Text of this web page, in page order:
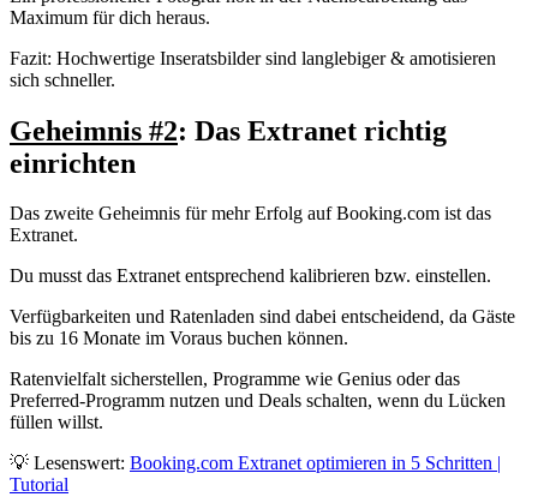
Maximum für dich heraus.
Fazit: Hochwertige Inseratsbilder sind langlebiger & amotisieren
sich schneller.
Geheimnis #2: Das Extranet richtig
einrichten
Das zweite Geheimnis für mehr Erfolg auf Booking.com ist das
Extranet.
Du musst das Extranet entsprechend kalibrieren bzw. einstellen.
Verfügbarkeiten und Ratenladen sind dabei entscheidend, da Gäste
bis zu 16 Monate im Voraus buchen können.
Ratenvielfalt sicherstellen, Programme wie Genius oder das
Preferred-Programm nutzen und Deals schalten, wenn du Lücken
füllen willst.
💡 Lesenswert: Booking.com Extranet optimieren in 5 Schritten |
Tutorial